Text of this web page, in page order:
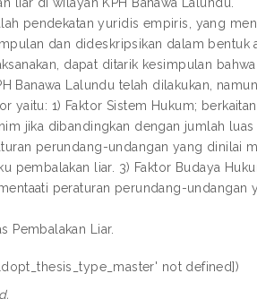
pendekatan yuridis empiris, yang
dan dideskripsikan dalam bentuk
dapat ditarik kesimpulan
Banawa Lalundu telah dilakukan,
1) Faktor Sistem Hukum;
jika dibandingkan dengan jumlah luas
perundang-undangan yang dinilai
pembalakan liar. 3) Faktor Budaya
peraturan perundang-undangan
Pembalakan Liar.
not defined])